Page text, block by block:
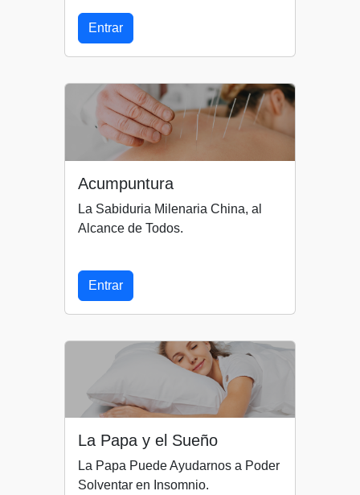
Entrar
Acumpuntura
La Sabiduria Milenaria China, al
Alcance de Todos.
Entrar
La Papa y el Sueño
La Papa Puede Ayudarnos a Poder
Solventar en Insomnio.